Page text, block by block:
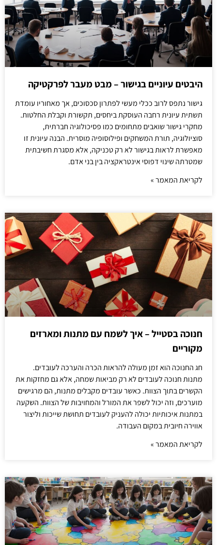
היבטים עיוניים בגישור – מבט מעבר לפרקטיקה
גישור נתפס לרוב ככלי מעשי לפתרון סכסוכים, אך מאחוריו עומדת
תשתית עיונית רחבה העוסקת ביחסים, תקשורת וקבלת החלטות.
מחקרי גישור שואבים מתחומים כמו פסיכולוגיה חברתית,
סוציולוגיה, תורת המשחקים ופילוסופיה מוסרית. הבנה עיונית זו
מאפשרת לראות בגישור לא רק טכניקה, אלא מסגרת חשיבתית
שמטרתה שינוי דפוסי אינטראקציה בין בני אדם.
לקריאת המאמר »
חנוכה בסטייל – איך לשמח עם מתנות ומארזים
מקוריים
חג החנוכה הוא זמן מעולה להראות הכרה והערכה לעובדים.
מתנות חנוכה לעובדים לא רק מביאות שמחה, אלא גם מחזקות את
הקשרים בתוך הצוות. כאשר עובדים מקבלים מתנות, הם מרגישים
מוערכים, וזה יכול לשפר את המורל והמחויבות של הצוות. השקעה
במתנות איכותיות יכולה להעניק לעובדים תחושת שייכות וליצור
אווירה חיובית במקום העבודה.
לקריאת המאמר »